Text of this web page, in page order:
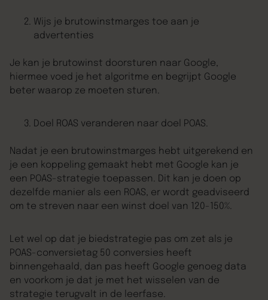
Wijs je brutowinstmarges toe aan je
advertenties
Je kan je brutowinst doorsturen naar Google,
hiermee voed je het algoritme en begrijpt Google
beter waarop ze moeten sturen.
Doel ROAS veranderen naar doel POAS.
Nadat je een brutowinstmarges hebt uitgerekend en
je een koppeling gemaakt hebt met Google kan je
een POAS-strategie toepassen. Dit kan je doen op
dezelfde manier als een ROAS, er wordt geadviseerd
om te streven naar een winst doel van 120-150%.
Let wel op dat je biedstrategie pas om zet als je
POAS-conversietag 50 conversies heeft
binnengehaald, dan pas heeft Google genoeg data
en voorkom je dat je met het wisselen van de
strategie terugvalt in de leerfase.